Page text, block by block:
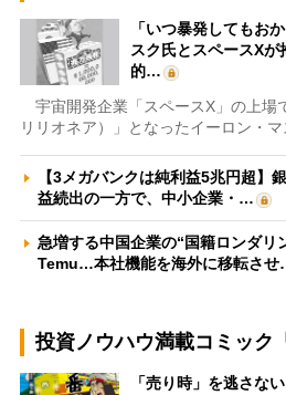
「いつ暴発してもお
スク氏とスペースX
的…
宇宙開発企業「スペースX」の上場
リリオネア）」となったイーロン・マ
【3メガバンクは純利益5兆円超】
益続出の一方で、中小企業・…
急増する中国企業の“国籍ロンダ
Temu…本社機能を海外に移転さ
投資ノウハウ満載コミック
「売り時」を逃さな